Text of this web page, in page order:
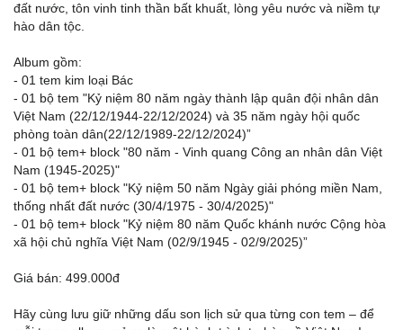
đất nước, tôn vinh tinh thần bất khuất, lòng yêu nước và niềm tự
hào dân tộc.
Album gồm:
- 01 tem kim loại Bác
- 01 bộ tem "Kỷ niệm 80 năm ngày thành lập quân đội nhân dân
Việt Nam (22/12/1944-22/12/2024) và 35 năm ngày hội quốc
phòng toàn dân(22/12/1989-22/12/2024)”
- 01 bộ tem+ block "80 năm - Vinh quang Công an nhân dân Việt
Nam (1945-2025)"
- 01 bộ tem+ block "Kỷ niệm 50 năm Ngày giải phóng miền Nam,
thống nhất đất nước (30/4/1975 - 30/4/2025)"
- 01 bộ tem+ block "Kỷ niệm 80 năm Quốc khánh nước Cộng hòa
xã hội chủ nghĩa Việt Nam (02/9/1945 - 02/9/2025)”
Giá bán: 499.000đ
Hãy cùng lưu giữ những dấu son lịch sử qua từng con tem – để